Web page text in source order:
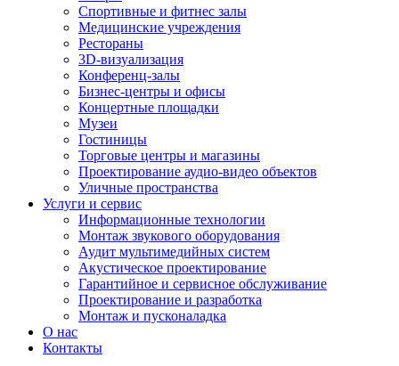
Спортивные и фитнес залы
Медицинские учреждения
Рестораны
3D-визуализация
Конференц-залы
Бизнес-центры и офисы
Концертные площадки
Музеи
Гостиницы
Торговые центры и магазины
Проектирование аудио-видео объектов
Уличные пространства
Услуги и сервис
Информационные технологии
Монтаж звукового оборудования
Аудит мультимедийных систем
Акустическое проектирование
Гарантийное и сервисное обслуживание
Проектирование и разработка
Монтаж и пусконаладка
О нас
Контакты